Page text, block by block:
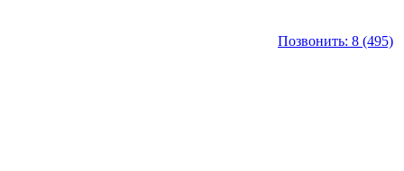
Позвонить: 8 (495)